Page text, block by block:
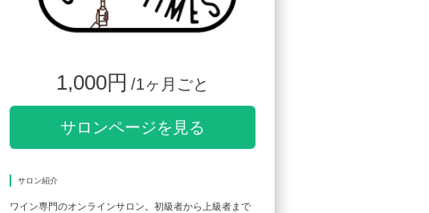
1,000円 /1ヶ月ごと
サロンページを見る
サロン紹介
ワイン専門のオンラインサロン。初級者から上級者まで